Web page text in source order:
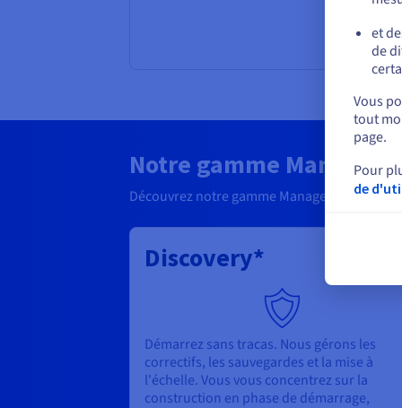
Notre gamme Managed
Découvrez notre gamme Managed MongoDB
Discovery*
Démarrez sans tracas. Nous gérons les
correctifs, les sauvegardes et la mise à
l'échelle. Vous vous concentrez sur la
construction en phase de démarrage,
et
de
Vous
tout
page.
Pour
de